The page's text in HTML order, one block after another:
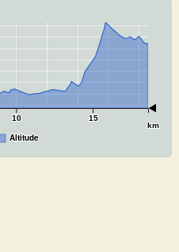
10 15
km
Altitude